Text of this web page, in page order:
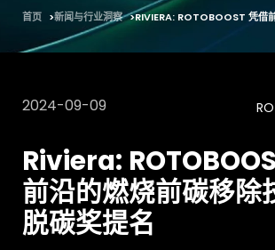
产品
常见问题
关于我们
加入我们
首页 新闻与行业洞察 RIVIERA: ROTOBOOST 凭借
2024-09-09
Riviera:
前沿的燃烧前碳移除
脱碳奖提名